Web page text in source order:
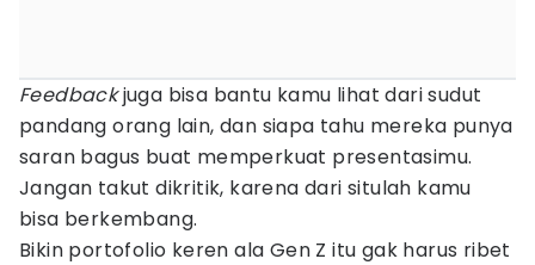
Feedbackjuga bisa bantu kamu lihat dari sudut
pandang orang lain, dan siapa tahu mereka punya
saran bagus buat memperkuat presentasimu.
Jangan takut dikritik, karena dari situlah kamu
bisa berkembang.
Bikin portofolio keren ala Gen Z itu gak harus ribet